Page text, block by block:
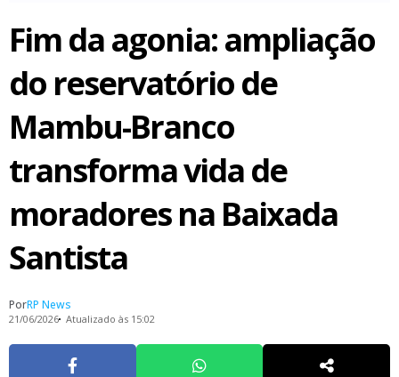
Fim da agonia: ampliação
do reservatório de
Mambu-Branco
transforma vida de
moradores na Baixada
Santista
PorRP News
21/06/2026 Atualizado às 15:02